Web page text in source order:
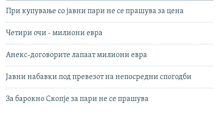
При купување со јавни пари не се прашува за цена
Четири очи - милиони евра
Анекс-договорите лапаат милиони евра
Јавни набавки под превезот на непосредни спогодби
За барокно Скопје за пари не се прашува